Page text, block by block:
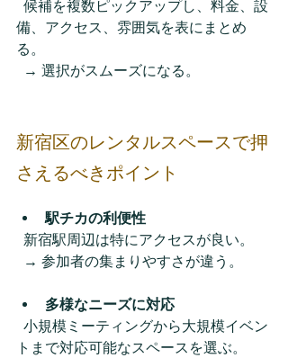
備、アクセス、雰囲気を表にまとめ
る。
  → 選択がスムーズになる。
新宿区のレンタルスペースで押
さえるべきポイント
駅チカの利便性
  新宿駅周辺は特にアクセスが良い。
  → 参加者の集まりやすさが違う。
多様なニーズに対応
トまで対応可能なスペースを選ぶ。